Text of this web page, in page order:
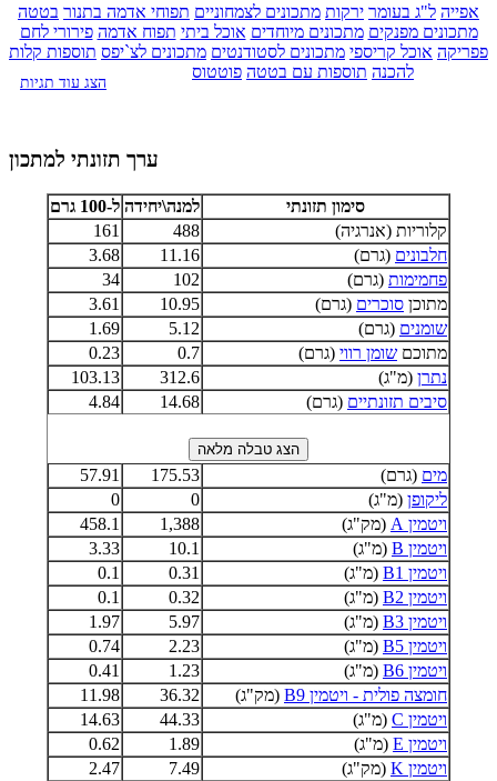
אפייה ל"ג בעומר ירקות מתכונים לצמחוניים תפוחי אדמה בתנור בטטה
מתכונים מפנקים מתכונים מיוחדים אוכל ביתי תפוח אדמה פירורי לחם
פפריקה אוכל קריספי מתכונים לסטודנטים מתכונים לצ`יפס תוספות קלות
להכנה תוספות עם בטטה פוטטוס
הצג עוד תגיות
ערך תזונתי למתכון
סימון תזונתי למנה\יחידה ל-100 גרם
קלוריות (אנרגיה)
488
161
חלבונים (גרם) 11.16
3.68
פחמימות (גרם) 102
34
מתוכן סוכרים (גרם) 10.95
3.61
שומנים (גרם) 5.12
1.69
מתוכם שומן רווי (גרם) 0.7
0.23
נתרן (מ"ג) 312.6
103.13
סיבים תזונתיים (גרם) 14.68
4.84
מים (גרם) 175.53
57.91
ליקופן (מ"ג) 0
0
ויטמין A
(מק"ג) 1,388
458.1
ויטמין B
(מ"ג) 10.1
3.33
ויטמין B1
(מ"ג) 0.31
0.1
ויטמין B2
(מ"ג) 0.32
0.1
ויטמין B3
(מ"ג) 5.97
1.97
ויטמין B5
(מ"ג) 2.23
0.74
ויטמין B6
(מ"ג) 1.23
0.41
חומצה פולית - ויטמין B9
(מק"ג) 36.32
11.98
ויטמין C
(מ"ג) 44.33
14.63
ויטמין E
(מ"ג) 1.89
0.62
ויטמין K
(מק"ג) 7.49
2.47